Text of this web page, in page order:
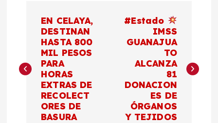
v
e
EN CELAYA,
DESTINAN
HASTA 800
MIL PESOS
PARA
HORAS
EXTRAS DE
RECOLECT
ORES DE
BASURA
#Estado
IMSS
GUANAJUA
TO
ALCANZA
81
DONACION
ES DE
ÓRGANOS
Y TEJIDOS